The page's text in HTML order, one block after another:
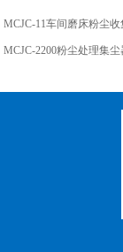
MCJC-11车间磨床粉尘
MCJC-2200粉尘处理集